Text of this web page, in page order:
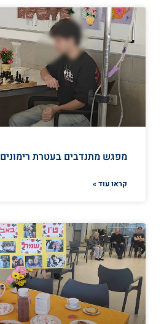
מפגש מתנדבים בעטרת רימונים
קראו עוד »